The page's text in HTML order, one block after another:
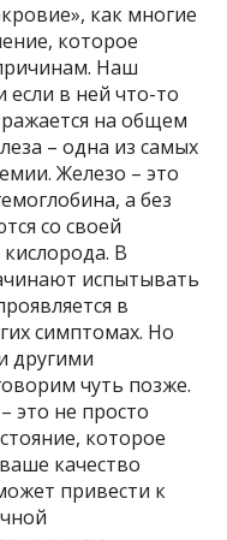
как многие
которое
Наш
если в ней что-то
на общем
– одна из самых
Железо – это
а без
со своей
В
испытывать
в
симптомах. Но
другими
чуть позже.
это не просто
которое
качество
привести к